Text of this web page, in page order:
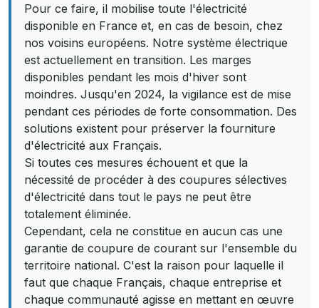
Pour ce faire, il mobilise toute l'électricité
disponible en France et, en cas de besoin, chez
nos voisins européens. Notre système électrique
est actuellement en transition. Les marges
disponibles pendant les mois d'hiver sont
moindres. Jusqu'en 2024, la vigilance est de mise
pendant ces périodes de forte consommation. Des
solutions existent pour préserver la fourniture
d'électricité aux Français.
Si toutes ces mesures échouent et que la
nécessité de procéder à des coupures sélectives
d'électricité dans tout le pays ne peut être
totalement éliminée.
Cependant, cela ne constitue en aucun cas une
garantie de coupure de courant sur l'ensemble du
territoire national. C'est la raison pour laquelle il
faut que chaque Français, chaque entreprise et
chaque communauté agisse en mettant en œuvre